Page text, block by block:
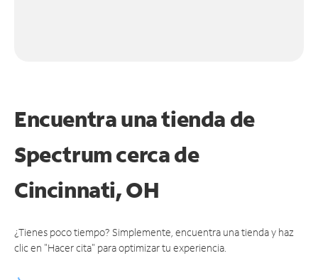
Encuentra una tienda de
Spectrumcerca de
Cincinnati, OH
¿Tienes poco tiempo? Simplemente, encuentra una tienda y haz
clic en "Hacer cita" para optimizar tu experiencia.